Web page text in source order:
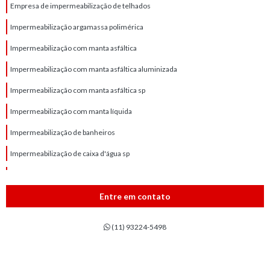
Empresa de impermeabilização de telhados
Impermeabilização argamassa polimérica
Impermeabilização com manta asfáltica
Impermeabilização com manta asfáltica aluminizada
Impermeabilização com manta asfáltica sp
Impermeabilização com manta líquida
Impermeabilização de banheiros
Impermeabilização de caixa d'água sp
Impermeabilização de contrapisoEntre em contato
(11) 93224-5498